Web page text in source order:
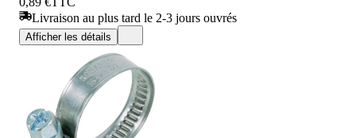
Livraison au plus tard le 2-3 jours ouvrés
Afficher les détails